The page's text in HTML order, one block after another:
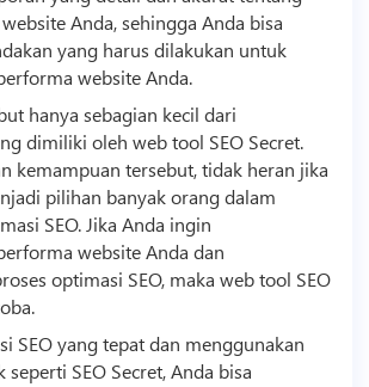
Anda, sehingga Anda bisa
yang harus dilakukan untuk
website Anda.
hanya sebagian kecil dari
dimiliki oleh webtool SEOSecret.
kemampuan tersebut, tidak heran jika
pilihan banyak orang dalam
SEO. Jika Anda ingin
website Anda dan
optimasi SEO, maka webtool SEO
SEO yang tepat dan menggunakan
SEO Secret, Anda bisa